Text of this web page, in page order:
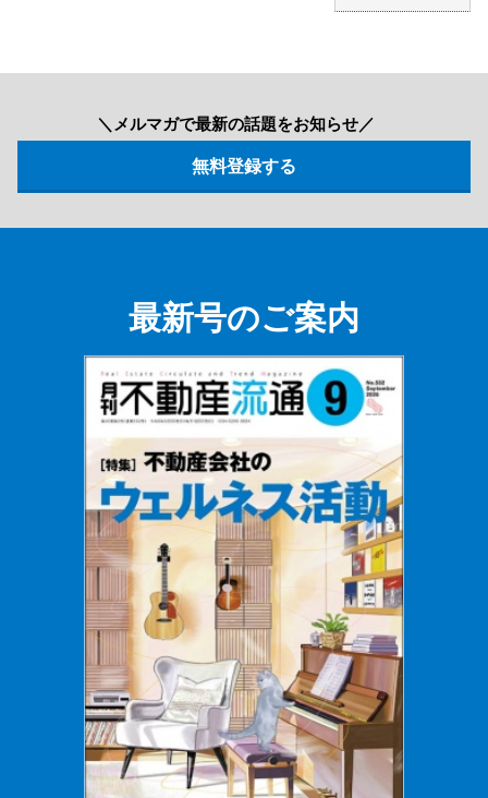
＼メルマガで最新の話題をお知らせ／
最新号のご案内